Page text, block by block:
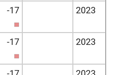
-17 2023
-17 2023